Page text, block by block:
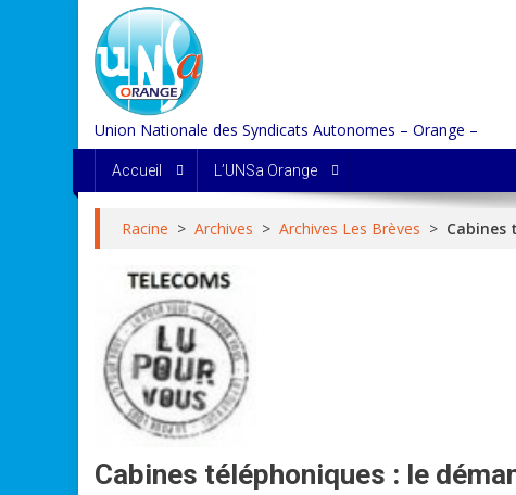
content
Union Nationale des Syndicats Autonomes – Orange –
Accueil L’UNSa Orange
Racine > Archives > Archives Les Brèves > Cabines
Cabines téléphoniques : le